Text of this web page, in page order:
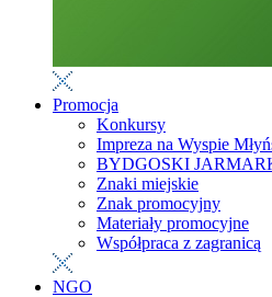
Promocja
Konkursy
Impreza na Wyspie
BYDGOSKI
Znaki miejskie
Znak promocyjny
Materiały promocyjne
Współpraca z zagranicą
NGO